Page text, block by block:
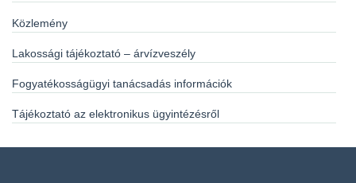
Közlemény
Lakossági tájékoztató – árvízveszély
Fogyatékosságügyi tanácsadás információk
Tájékoztató az elektronikus ügyintézésről